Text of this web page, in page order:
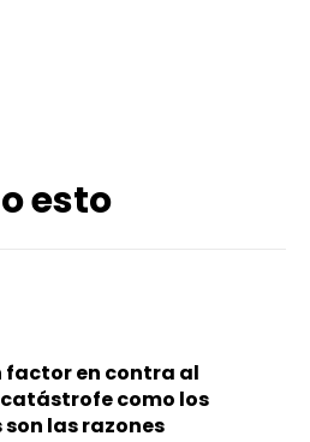
esto
factor en contra al
como los
las razones